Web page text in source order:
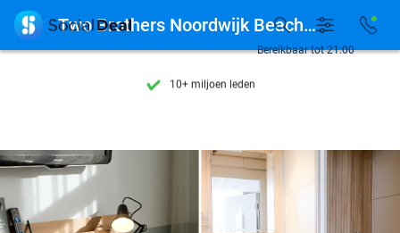
7 dagen per week beschikbaar
10+ miljoen leden
7 dagen per week beschikbaar
10+ miljoen leden
Bereikbaar tot 21:00
 Two Brothers Noordwijk Beach Hotel